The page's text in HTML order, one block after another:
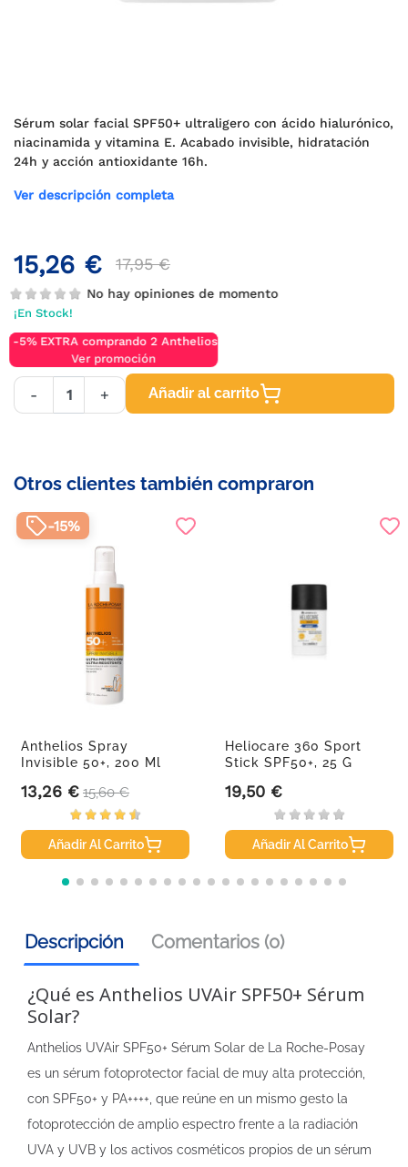
Sérum solar facial SPF50+ ultraligero con ácido hialurónico,
niacinamida y vitamina E. Acabado invisible, hidratación
24h y acción antioxidante 16h.
Ver descripción completa
15,26 € 17,95 €
No hay opiniones de momento
¡En Stock!
-5% EXTRA comprando 2 Anthelios
Ver promoción
- + Añadir al carrito
Otros clientes también compraron
Anthelios Spray
Invisible 50+, 200 Ml
Precio
13,26 € Precio base
15,60 €
Añadir Al Carrito
-15%
Heliocare 360 Sport
Stick SPF50+, 25 G
Precio
19,50 €
Añadir Al Carrito
Descripción Comentarios (0)
¿Qué es Anthelios UVAir SPF50+ Sérum
Solar?
Anthelios UVAir SPF50+ Sérum Solar de La Roche-Posay
es un sérum fotoprotector facial de muy alta protección,
con SPF50+ y PA++++, que reúne en un mismo gesto la
fotoprotección de amplio espectro frente a la radiación
UVA y UVB y los activos cosméticos propios de un sérum